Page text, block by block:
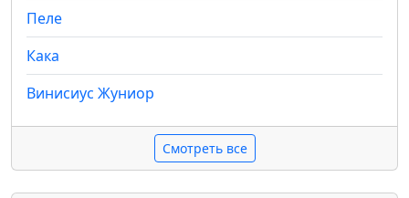
Пеле
Кака
Винисиус Жуниор
Смотреть все